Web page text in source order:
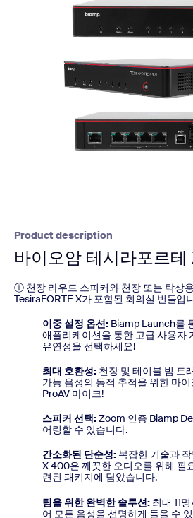
Product description
바이오암 테시라포르테
ⓘ 천장 라우드 스피커와 천장 또는 탁상
TesiraFORTE X가 포함된 회의실 번들입
이중 설정 옵션: Biamp Launch를
애플리케이션을 통한 고급 사용자
유연성을 선택하세요!
최대 호환성: 천장 및 테이블 빔 트
가능 음성의 동적 추적을 위한 마
ProAV 마이크!
스피커 선택:Zoom 인증 Biamp
어링할 수 있습니다.
간소화된 단순성: 복잡한 기술과
X 400은 깨끗한 오디오를 위해 필
련된 패키지에 담았습니다.
팀을 위한 완벽한 솔루션: 최대 11
어 모든 음성을 선명하게 들을 수